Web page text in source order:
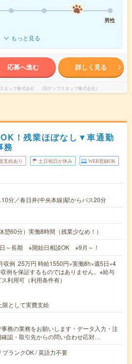
男性
もっと見る
応募へ進む 詳しく見る
タッフ株式会社 （旧テンプスタッフ株式会社）
！残業ほぼなし▼車通勤
務
支給あり 土日祝日が休み WEB登録OK
分／春日井(中央本線)駅からバス20分
憩60分）実働8時間（残業少なめ！）
～長期 ※開始日相談OK ※9月～！
例 25万円 時給1550円×実働8h×週5日×4
例を保証するものではありません。※給与
利用可（利用条件有）
限として実費支給
務の業務をお願いします・データ入力・注
認・取引先からの問い合わせ応対…
ブランクOK / 英語力不要